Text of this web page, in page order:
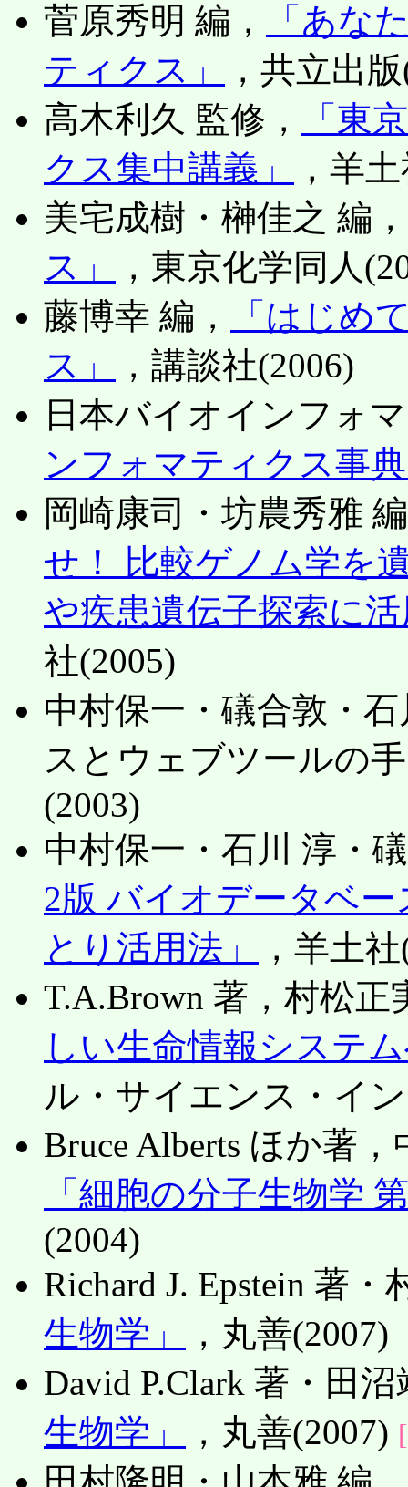
菅原秀明 編，
「あな
ティクス」
，共立出
高木利久 監修，
「東
クス集中講義」
，羊
美宅成樹・榊佳之 編，
ス」
，東京化学同人
藤博幸 編，
「はじめ
ス」
，講談社(2006)
日本バイオインフォ
ンフォマティクス事
岡崎康司・坊農秀雅
せ！ 比較ゲノム学を
や疾患遺伝子探索に
社(2005)
中村保一・礒合敦・
スとウェブツールの
(2003)
中村保一・石川 淳・
2版 バイオデータベ
とり活用法」
，羊土
T.A.Brown 著，村松正
しい生命情報システ
ル・サイエンス・イ
Bruce Alberts ほか著
「細胞の分子生物学
(2004)
Richard J. Epstein 著
生物学」
，丸善(2007)
David P.Clark 著・田
生物学」
，丸善(2007)